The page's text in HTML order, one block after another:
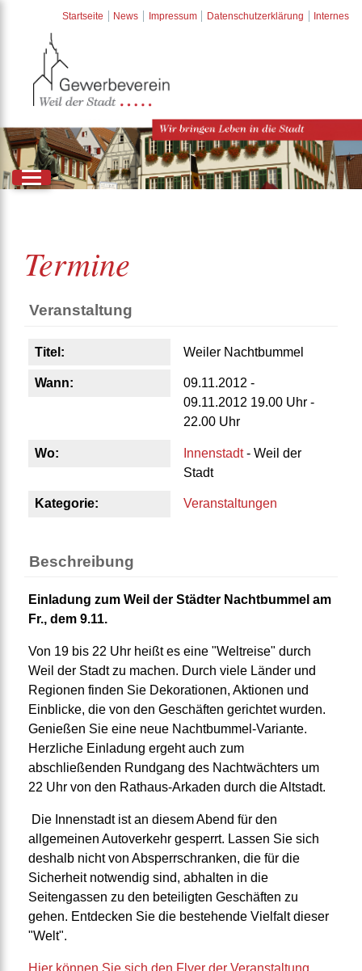
Startseite News Impressum Datenschutzerklärung Internes
Termine
Veranstaltung
Titel: Weiler Nachtbummel
Wann:
09.11.2012 -
09.11.2012 19.00 Uhr -
22.00 Uhr
Wo: Innenstadt- Weil der
Stadt
Kategorie: Veranstaltungen
Beschreibung
Einladung zum Weil der Städter Nachtbummel am
Fr., dem 9.11.
Von 19 bis 22 Uhr heißt es eine "Weltreise" durch
Weil der Stadt zu machen. Durch viele Länder und
Regionen finden Sie Dekorationen, Aktionen und
Einblicke, die von den Geschäften gerichtet wurden.
Genießen Sie eine neue Nachtbummel-Variante.
Herzliche Einladung ergeht auch zum
abschließenden Rundgang des Nachtwächters um
22 Uhr von den Rathaus-Arkaden durch die Altstadt.
Die Innenstadt ist an diesem Abend für den
allgemeinen Autoverkehr gesperrt. Lassen Sie sich
deshalb nicht von Absperrschranken, die für die
Sicherheit notwendig sind, abhalten in die
Seitengassen zu den beteiligten Geschäften zu
gehen. Entdecken Sie die bestehende Vielfalt dieser
"Welt".
Hier können Sie sich den Flyer der Veranstaltung